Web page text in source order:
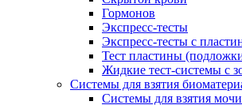
Гормонов
Экспресс-тесты
Экспресс-тесты с
Тест пластины
Жидкие тест-системы с
Системы для взятия
Системы для взятия мочи